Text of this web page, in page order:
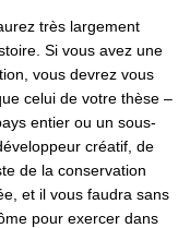
très largement
Si vous avez une
vous devrez vous
celui de votre thèse –
entier ou un sous-
créatif, de
de la conservation
et il vous faudra sans
pour exercer dans